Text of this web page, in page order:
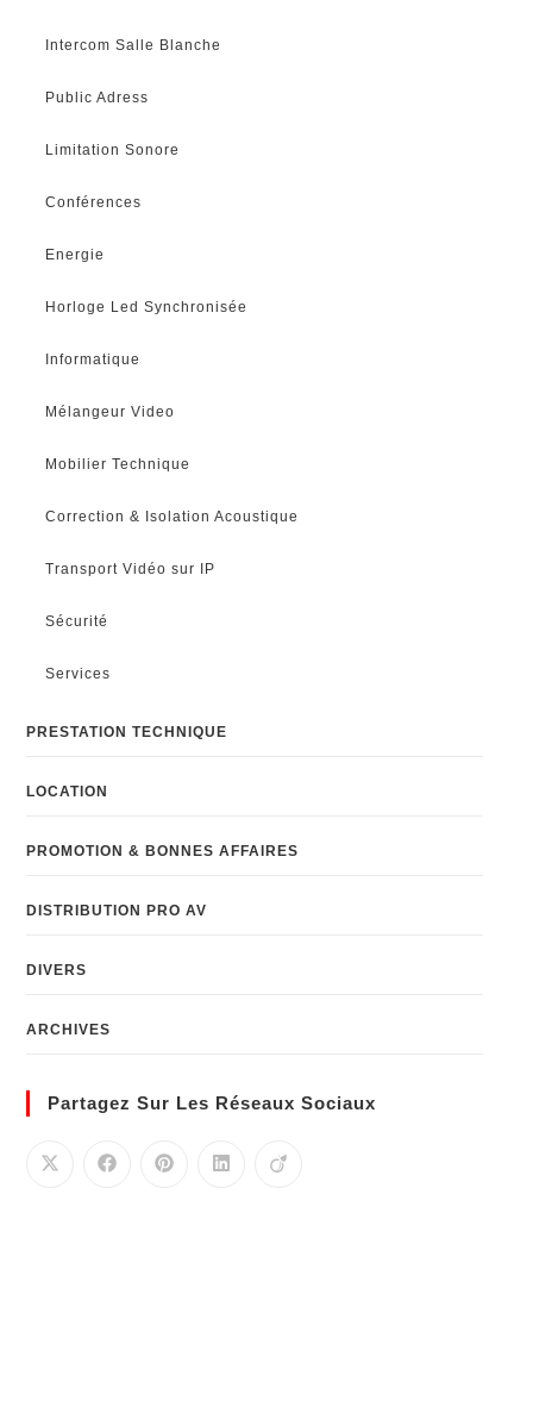
Intercom Salle Blanche
Public Adress
Limitation Sonore
Conférences
Energie
Horloge Led Synchronisée
Informatique
Mélangeur Video
Mobilier Technique
Correction & Isolation Acoustique
Transport Vidéo sur IP
Sécurité
Services
PRESTATION TECHNIQUE
LOCATION
PROMOTION & BONNES AFFAIRES
DISTRIBUTION PRO AV
DIVERS
ARCHIVES
Partagez Sur Les Réseaux Sociaux